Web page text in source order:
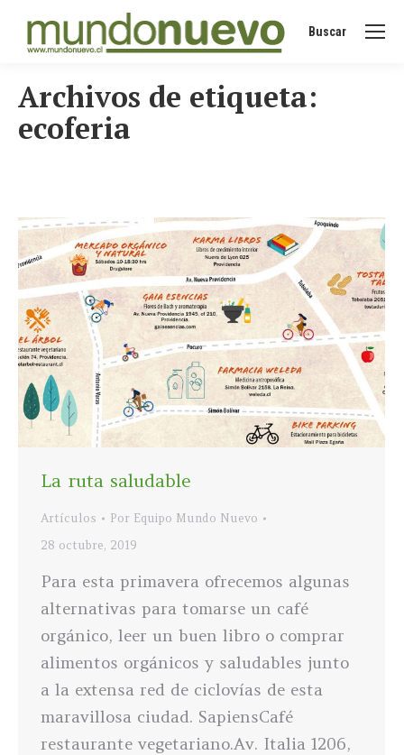
Buscar:
Buscar
Archivos de etiqueta:
ecoferia
La ruta saludable
Artículos Por Equipo Mundo Nuevo
28 octubre, 2019
Para esta primavera ofrecemos algunas
alternativas para tomarse un café
orgánico, leer un buen libro o comprar
alimentos orgánicos y saludables junto
a la extensa red de ciclovías de esta
maravillosa ciudad. SapiensCafé
restaurante vegetariano.Av. Italia 1206,